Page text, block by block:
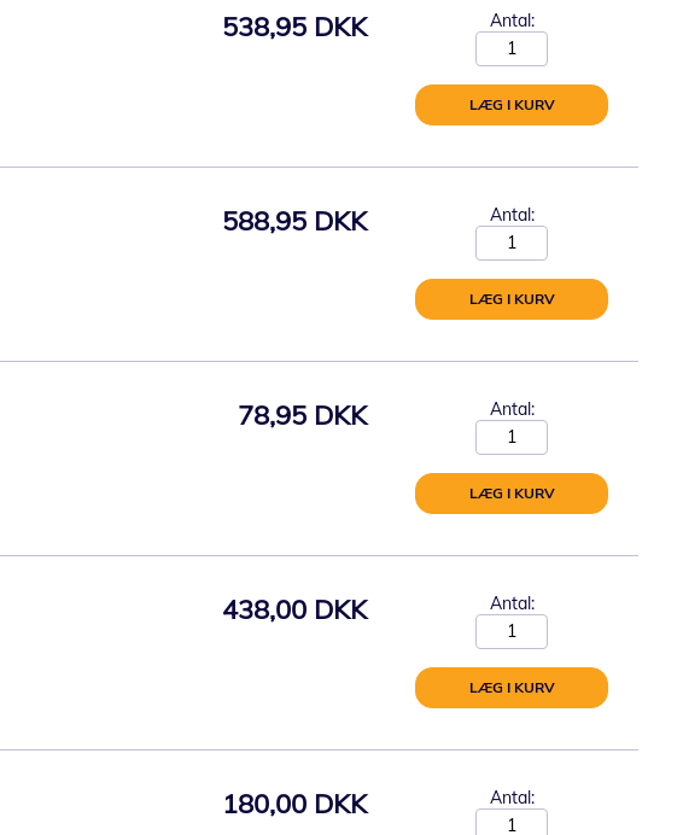
538,95 DKK Antal:
LÆG I KURV
588,95 DKK Antal:
LÆG I KURV
78,95 DKK Antal:
LÆG I KURV
438,00 DKK Antal:
LÆG I KURV
180,00 DKK Antal: